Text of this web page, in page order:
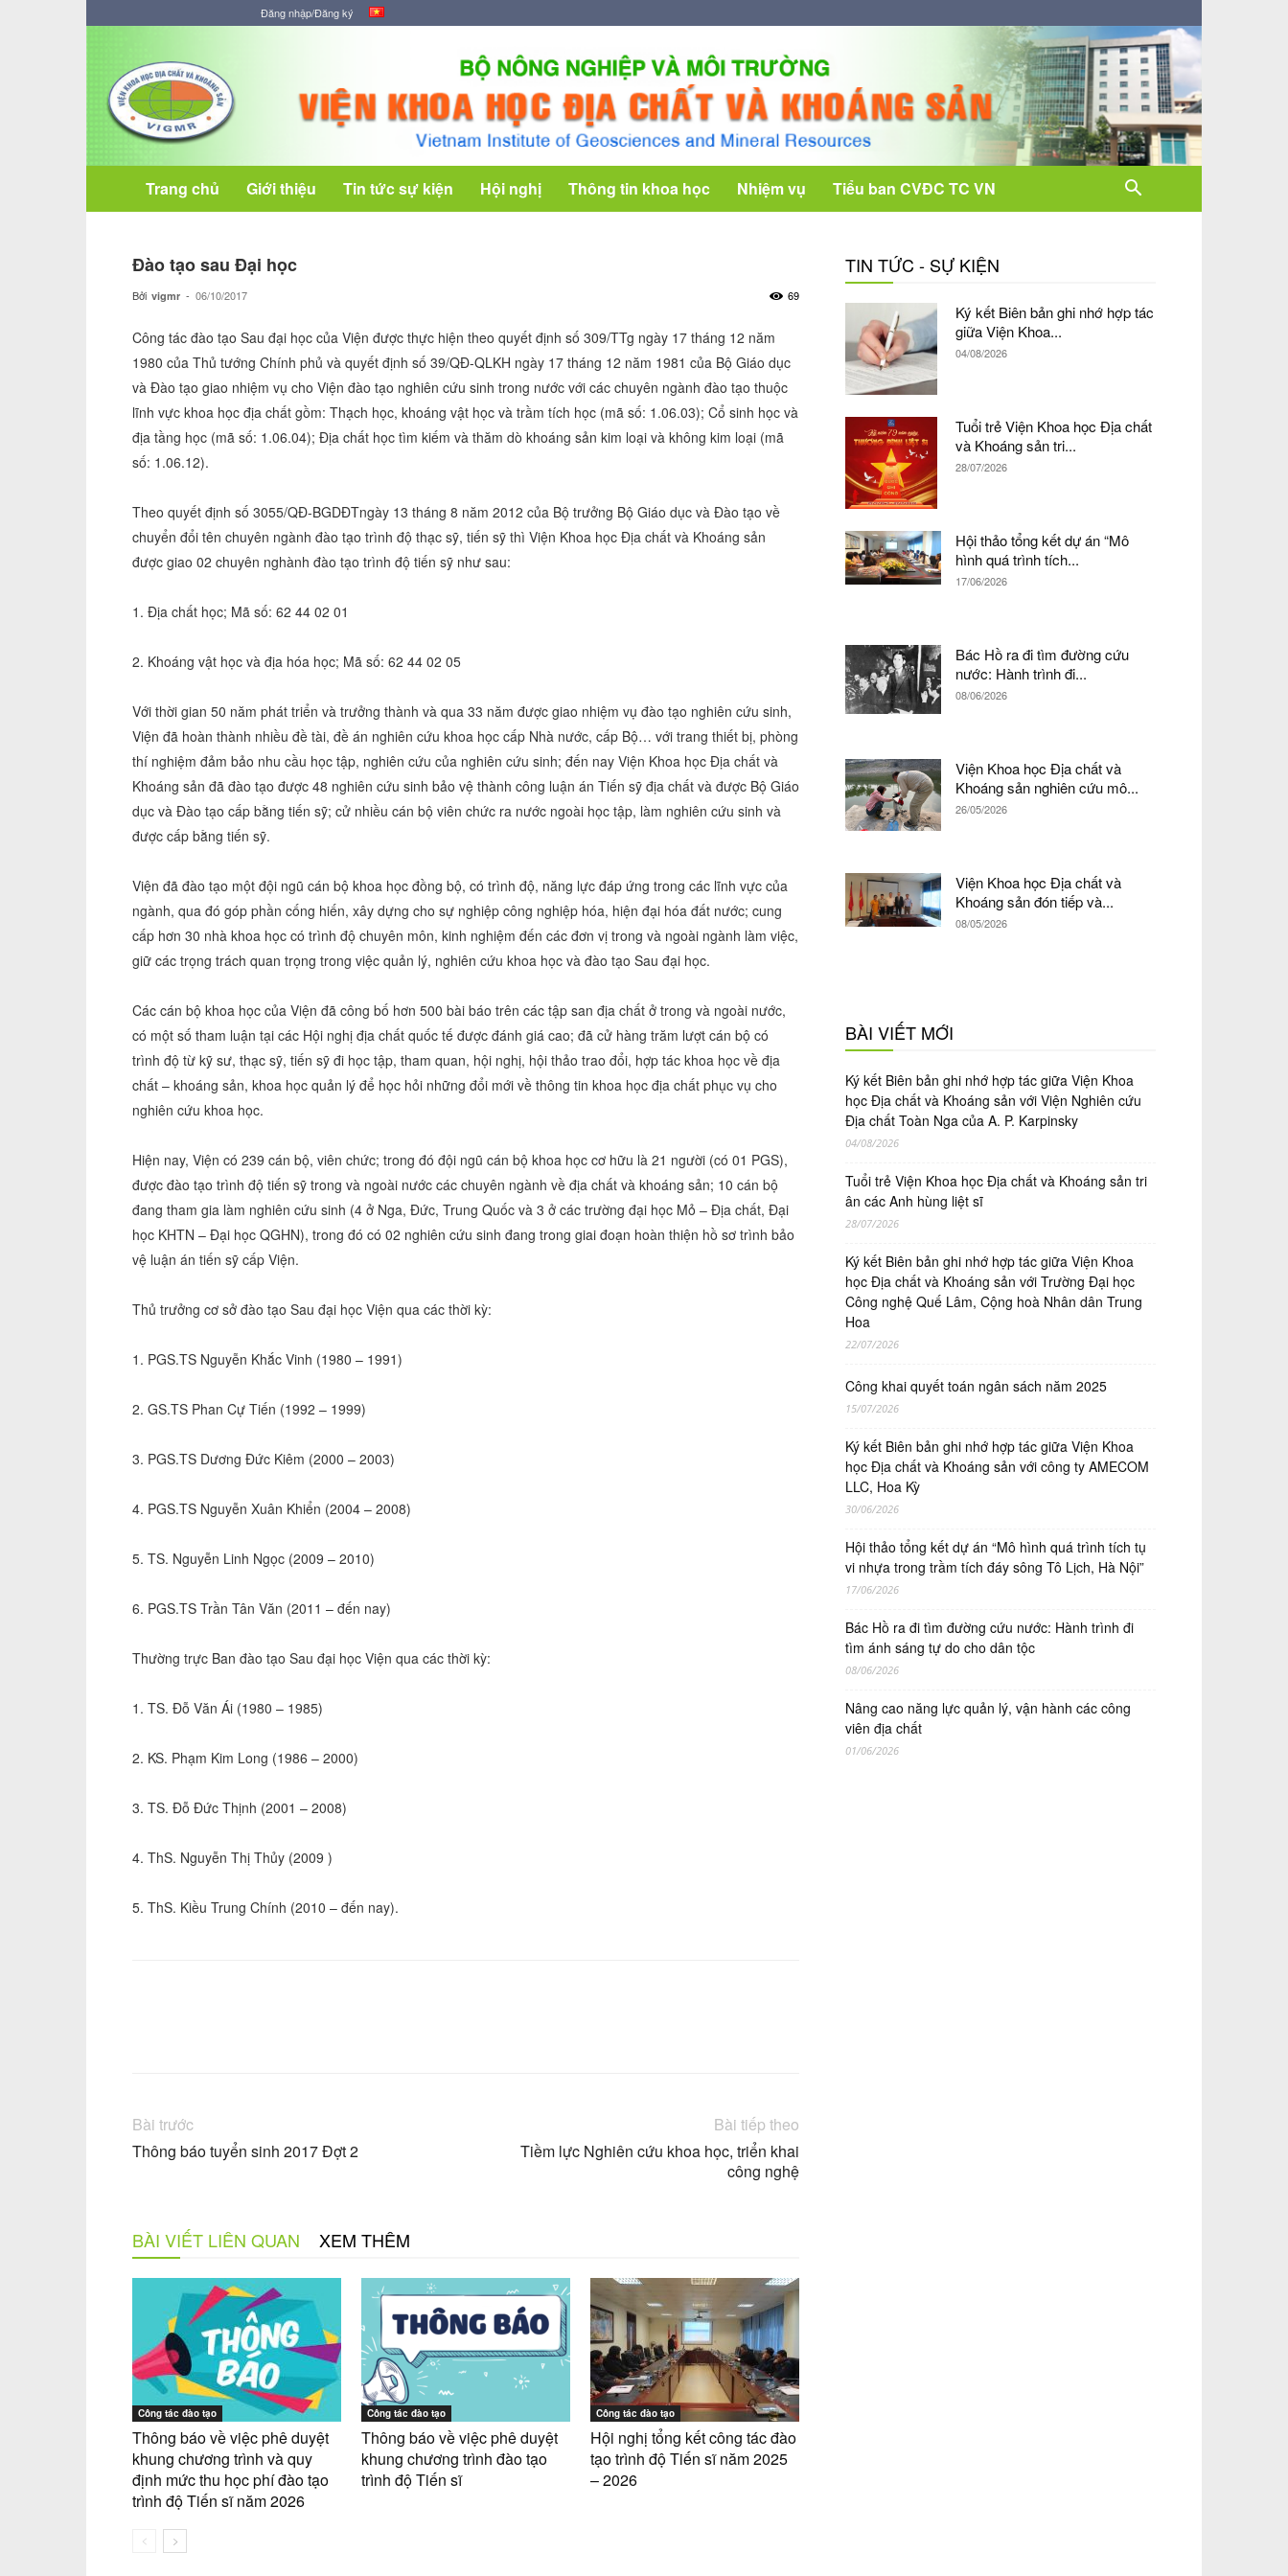
Đăng nhập/Đăng ký
Viện
Khoa
học
Địa
chất
và
Khoáng
sản
Trang chủ Giới thiệu Tin tức sự kiện Hội nghị Thông tin khoa học Nhiệm vụ Tiểu ban CVĐC TC VN
Đào tạo sau Đại học
Bởi vigmr - 06/10/2017 69
Công tác đào tạo Sau đại học của Viện được thực hiện theo quyết định số 309/TTg ngày 17 tháng 12 năm
1980 của Thủ tướng Chính phủ và quyết định số 39/QĐ-QLKH ngày 17 tháng 12 năm 1981 của Bộ Giáo dục
và Đào tạo giao nhiệm vụ cho Viện đào tạo nghiên cứu sinh trong nước với các chuyên ngành đào tạo thuộc
lĩnh vực khoa học địa chất gồm: Thạch học, khoáng vật học và trầm tích học (mã số: 1.06.03); Cổ sinh học và
địa tầng học (mã số: 1.06.04); Địa chất học tìm kiếm và thăm dò khoáng sản kim loại và không kim loại (mã
số: 1.06.12).
Theo quyết định số 3055/QĐ-BGDĐTngày 13 tháng 8 năm 2012 của Bộ trưởng Bộ Giáo dục và Đào tạo về
chuyển đổi tên chuyên ngành đào tạo trình độ thạc sỹ, tiến sỹ thì Viện Khoa học Địa chất và Khoáng sản
được giao 02 chuyên nghành đào tạo trình độ tiến sỹ như sau:
1. Địa chất học; Mã số: 62 44 02 01
2. Khoáng vật học và địa hóa học; Mã số: 62 44 02 05
Với thời gian 50 năm phát triển và trưởng thành và qua 33 năm được giao nhiệm vụ đào tạo nghiên cứu sinh,
Viện đã hoàn thành nhiều đề tài, đề án nghiên cứu khoa học cấp Nhà nước, cấp Bộ… với trang thiết bị, phòng
thí nghiệm đảm bảo nhu cầu học tập, nghiên cứu của nghiên cứu sinh; đến nay Viện Khoa học Địa chất và
Khoáng sản đã đào tạo được 48 nghiên cứu sinh bảo vệ thành công luận án Tiến sỹ địa chất và được Bộ Giáo
dục và Đào tạo cấp bằng tiến sỹ; cử nhiều cán bộ viên chức ra nước ngoài học tập, làm nghiên cứu sinh và
được cấp bằng tiến sỹ.
Viện đã đào tạo một đội ngũ cán bộ khoa học đồng bộ, có trình độ, năng lực đáp ứng trong các lĩnh vực của
ngành, qua đó góp phần cống hiến, xây dựng cho sự nghiệp công nghiệp hóa, hiện đại hóa đất nước; cung
cấp hơn 30 nhà khoa học có trình độ chuyên môn, kinh nghiệm đến các đơn vị trong và ngoài ngành làm việc,
giữ các trọng trách quan trọng trong việc quản lý, nghiên cứu khoa học và đào tạo Sau đại học.
Các cán bộ khoa học của Viện đã công bố hơn 500 bài báo trên các tập san địa chất ở trong và ngoài nước,
có một số tham luận tại các Hội nghị địa chất quốc tế được đánh giá cao; đã cử hàng trăm lượt cán bộ có
trình độ từ kỹ sư, thạc sỹ, tiến sỹ đi học tập, tham quan, hội nghị, hội thảo trao đổi, hợp tác khoa học về địa
chất – khoáng sản, khoa học quản lý để học hỏi những đổi mới về thông tin khoa học địa chất phục vụ cho
nghiên cứu khoa học.
Hiện nay, Viện có 239 cán bộ, viên chức; trong đó đội ngũ cán bộ khoa học cơ hữu là 21 người (có 01 PGS),
được đào tạo trình độ tiến sỹ trong và ngoài nước các chuyên ngành về địa chất và khoáng sản; 10 cán bộ
đang tham gia làm nghiên cứu sinh (4 ở Nga, Đức, Trung Quốc và 3 ở các trường đại học Mỏ – Địa chất, Đại
học KHTN – Đại học QGHN), trong đó có 02 nghiên cứu sinh đang trong giai đoạn hoàn thiện hồ sơ trình bảo
vệ luận án tiến sỹ cấp Viện.
Thủ trưởng cơ sở đào tạo Sau đại học Viện qua các thời kỳ:
1. PGS.TS Nguyễn Khắc Vinh (1980 – 1991)
2. GS.TS Phan Cự Tiến (1992 – 1999)
3. PGS.TS Dương Đức Kiêm (2000 – 2003)
4. PGS.TS Nguyễn Xuân Khiển (2004 – 2008)
5. TS. Nguyễn Linh Ngọc (2009 – 2010)
6. PGS.TS Trần Tân Văn (2011 – đến nay)
Thường trực Ban đào tạo Sau đại học Viện qua các thời kỳ:
1. TS. Đỗ Văn Ái (1980 – 1985)
2. KS. Phạm Kim Long (1986 – 2000)
3. TS. Đỗ Đức Thịnh (2001 – 2008)
4. ThS. Nguyễn Thị Thủy (2009 )
5. ThS. Kiều Trung Chính (2010 – đến nay).
Bài trước
Thông báo tuyển sinh 2017 Đợt 2
Bài tiếp theo
Tiềm lực Nghiên cứu khoa học, triển khai
công nghệ
BÀI VIẾT LIÊN QUAN XEM THÊM
Công tác đào tạo
Thông báo về việc phê duyệt
khung chương trình và quy
định mức thu học phí đào tạo
trình độ Tiến sĩ năm 2026
Công tác đào tạo
Thông báo về việc phê duyệt
khung chương trình đào tạo
trình độ Tiến sĩ
Công tác đào tạo
Hội nghị tổng kết công tác đào
tạo trình độ Tiến sĩ năm 2025
– 2026
TIN TỨC - SỰ KIỆN
Ký kết Biên bản ghi nhớ hợp tác
giữa Viện Khoa...
04/08/2026
Tuổi trẻ Viện Khoa học Địa chất
và Khoáng sản tri...
28/07/2026
Hội thảo tổng kết dự án “Mô
hình quá trình tích...
17/06/2026
Bác Hồ ra đi tìm đường cứu
nước: Hành trình đi...
08/06/2026
Viện Khoa học Địa chất và
Khoáng sản nghiên cứu mô...
26/05/2026
Viện Khoa học Địa chất và
Khoáng sản đón tiếp và...
08/05/2026
BÀI VIẾT MỚI
Ký kết Biên bản ghi nhớ hợp tác giữa Viện Khoa
học Địa chất và Khoáng sản với Viện Nghiên cứu
Địa chất Toàn Nga của A. P. Karpinsky
04/08/2026
Tuổi trẻ Viện Khoa học Địa chất và Khoáng sản tri
ân các Anh hùng liệt sĩ
28/07/2026
Ký kết Biên bản ghi nhớ hợp tác giữa Viện Khoa
học Địa chất và Khoáng sản với Trường Đại học
Công nghệ Quế Lâm, Cộng hoà Nhân dân Trung
Hoa
22/07/2026
Công khai quyết toán ngân sách năm 2025
15/07/2026
Ký kết Biên bản ghi nhớ hợp tác giữa Viện Khoa
học Địa chất và Khoáng sản với công ty AMECOM
LLC, Hoa Kỳ
30/06/2026
Hội thảo tổng kết dự án “Mô hình quá trình tích tụ
vi nhựa trong trầm tích đáy sông Tô Lịch, Hà Nội”
17/06/2026
Bác Hồ ra đi tìm đường cứu nước: Hành trình đi
tìm ánh sáng tự do cho dân tộc
08/06/2026
Nâng cao năng lực quản lý, vận hành các công
viên địa chất
01/06/2026